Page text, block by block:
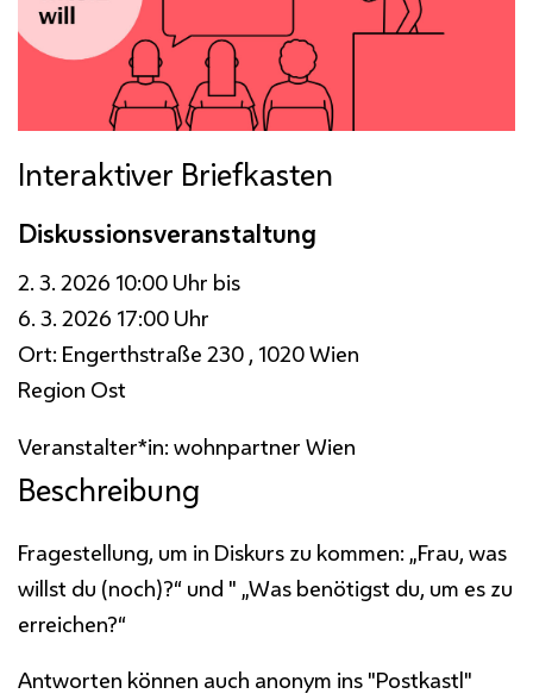
Interaktiver Briefkasten
Diskussionsveranstaltung
2. 3. 2026 10:00 Uhr bis
6. 3. 2026 17:00 Uhr
Ort: Engerthstraße 230 , 1020 Wien
Region Ost
Veranstalter*in: wohnpartner Wien
Beschreibung
Fragestellung, um in Diskurs zu kommen: „Frau, was
willst du (noch)?“ und " „Was benötigst du, um es zu
erreichen?“
Antworten können auch anonym ins "Postkastl"